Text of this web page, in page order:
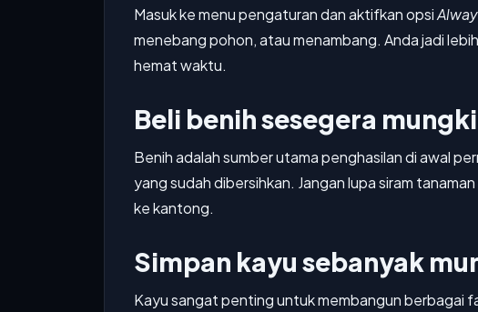
Masuk ke menu pengaturan dan aktifkan opsi
menebang pohon, atau menambang. Anda jadi
hemat waktu.
Beli benih sesegera
Benih adalah sumber utama penghasilan di awal
yang sudah dibersihkan. Jangan lupa siram
ke kantong.
Simpan kayu sebanyak
Kayu sangat penting untuk membangun berbagai